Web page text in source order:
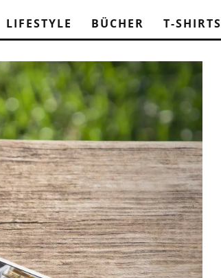
LIFESTYLE BÜCHER T-SHIRTS